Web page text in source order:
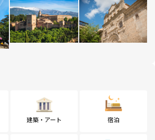
建築・アート 宿泊